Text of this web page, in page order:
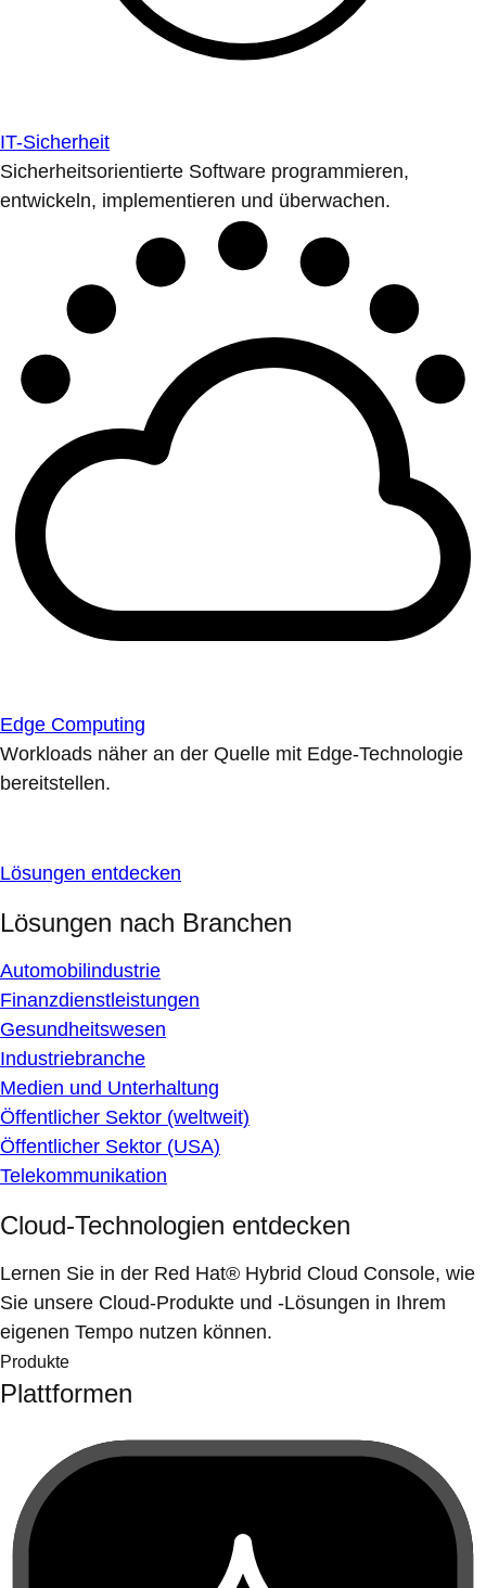
IT-Sicherheit
Sicherheitsorientierte Software programmieren,
entwickeln, implementieren und überwachen.
Edge Computing
Workloads näher an der Quelle mit Edge-Technologie
bereitstellen.
Lösungen entdecken
Lösungen nach Branchen
Automobilindustrie
Finanzdienstleistungen
Gesundheitswesen
Industriebranche
Medien und Unterhaltung
Öffentlicher Sektor (weltweit)
Öffentlicher Sektor (USA)
Telekommunikation
Cloud-Technologien entdecken
Lernen Sie in der Red Hat® Hybrid Cloud Console, wie
Sie unsere Cloud-Produkte und -Lösungen in Ihrem
eigenen Tempo nutzen können.
Produkte
Plattformen